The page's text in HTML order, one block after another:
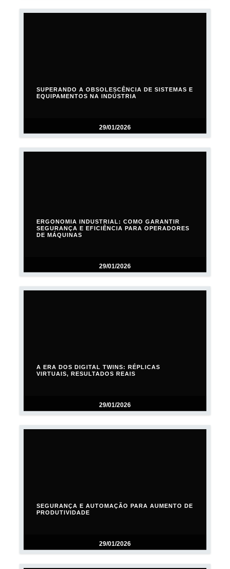
29/01/2026
SUPERANDO A OBSOLESCÊNCIA DE SISTEMAS E
EQUIPAMENTOS NA INDÚSTRIA
29/01/2026
ERGONOMIA INDUSTRIAL: COMO GARANTIR
SEGURANÇA E EFICIÊNCIA PARA OPERADORES
DE MÁQUINAS
29/01/2026
A ERA DOS DIGITAL TWINS: RÉPLICAS
VIRTUAIS, RESULTADOS REAIS
29/01/2026
SEGURANÇA E AUTOMAÇÃO PARA AUMENTO DE
PRODUTIVIDADE